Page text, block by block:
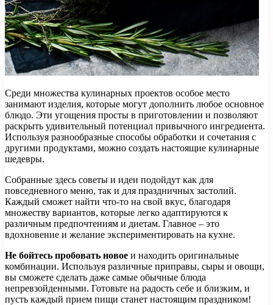
Среди множества кулинарных проектов особое место
занимают изделия, которые могут дополнить любое основное
блюдо. Эти угощения просты в приготовлении и позволяют
раскрыть удивительный потенциал привычного ингредиента.
Используя разнообразные способы обработки и сочетания с
другими продуктами, можно создать настоящие кулинарные
шедевры.
Собранные здесь советы и идеи подойдут как для
повседневного меню, так и для праздничных застолий.
Каждый сможет найти что-то на свой вкус, благодаря
множеству вариантов, которые легко адаптируются к
различным предпочтениям и диетам. Главное – это
вдохновение и желание экспериментировать на кухне.
Не бойтесь пробовать новое и находить оригинальные
комбинации. Используя различные приправы, сыры и овощи,
вы сможете сделать даже самые обычные блюда
непревзойденными. Готовьте на радость себе и близким, и
пусть каждый прием пищи станет настоящим праздником!